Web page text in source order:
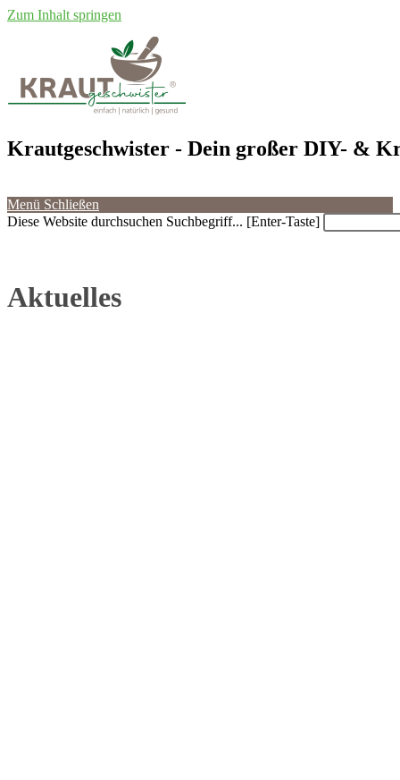
Zum Inhalt springen
Krautgeschwister - Dein großer DIY- &
Menü Schließen
Diese Website durchsuchen Suchbegriff... [Enter-Taste]
Aktuelles